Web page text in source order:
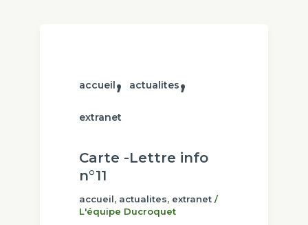
accueil, actualites,
extranet
Carte -Lettre info
n°11
accueil, actualites, extranet /
L'équipe Ducroquet